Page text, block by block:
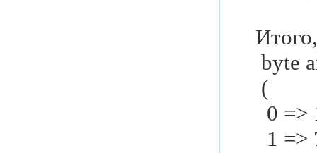
byte
(
0 =>
1 =>